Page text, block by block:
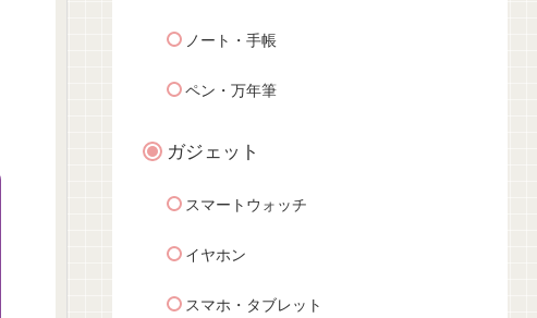
ノート・手帳
ペン・万年筆
ガジェット
スマートウォッチ
イヤホン
スマホ・タブレット